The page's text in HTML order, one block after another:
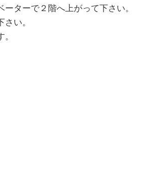
ターで２階へ上がって下さい。
い。